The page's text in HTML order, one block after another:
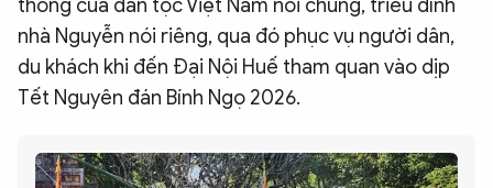
thống của dân tộc Việt Nam nói chung, triều đình
nhà Nguyễn nói riêng, qua đó phục vụ người dân,
du khách khi đến Đại Nội Huế tham quan vào dịp
Tết Nguyên đán Bính Ngọ 2026.